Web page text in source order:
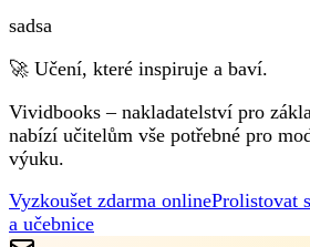
sadsa
🚀 Učení, které inspiruje a baví.
Vividbooks – nakladatelství pro
nabízí učitelům vše potřebné pro
výuku.
Vyzkoušet zdarma onlineProlistovat
a učebnice